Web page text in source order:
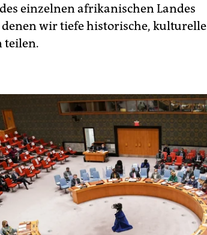
einzelnen afrikanischen Landes
wir tiefe historische, kulturelle
teilen.